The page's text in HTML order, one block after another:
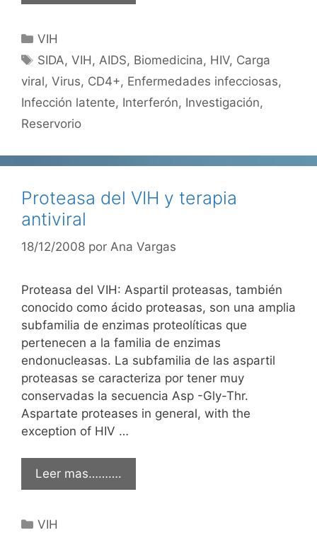
Categorías
VIH
Etiquetas
SIDA,VIH,AIDS, Biomedicina, HIV, Carga
viral, Virus, CD4+, Enfermedades infecciosas,
Infección latente, Interferón, Investigación,
Reservorio
Proteasa del VIH y terapia
antiviral
18/12/2008 por Ana Vargas
Proteasa del VIH: Aspartil proteasas, también
conocido como ácido proteasas, son una amplia
subfamilia de enzimas proteolíticas que
pertenecen a la familia de enzimas
endonucleasas. La subfamilia de las aspartil
proteasas se caracteriza por tener muy
conservadas la secuencia Asp -Gly-Thr.
Aspartate proteases in general, with the
exception of HIV …
Leer mas……….
Categorías
VIH